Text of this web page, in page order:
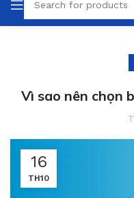
Vì sao nên chọn
16
TH10